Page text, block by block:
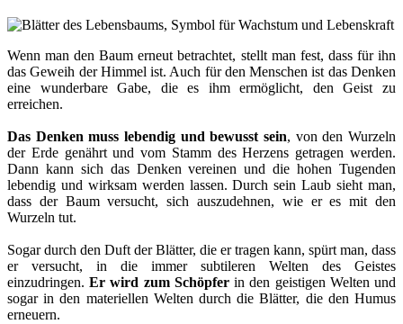
Wenn man den Baum erneut betrachtet, stellt man fest, dass für ihn
das Geweih der Himmel ist. Auch für den Menschen ist das Denken
eine wunderbare Gabe, die es ihm ermöglicht, den Geist zu
erreichen.
Das Denken muss lebendig und bewusst sein, von den Wurzeln
der Erde genährt und vom Stamm des Herzens getragen werden.
Dann kann sich das Denken vereinen und die hohen Tugenden
lebendig und wirksam werden lassen. Durch sein Laub sieht man,
dass der Baum versucht, sich auszudehnen, wie er es mit den
Wurzeln tut.
Sogar durch den Duft der Blätter, die er tragen kann, spürt man, dass
er versucht, in die immer subtileren Welten des Geistes
einzudringen.Er wird zum Schöpferin den geistigen Welten und
sogar in den materiellen Welten durch die Blätter, die den Humus
erneuern.